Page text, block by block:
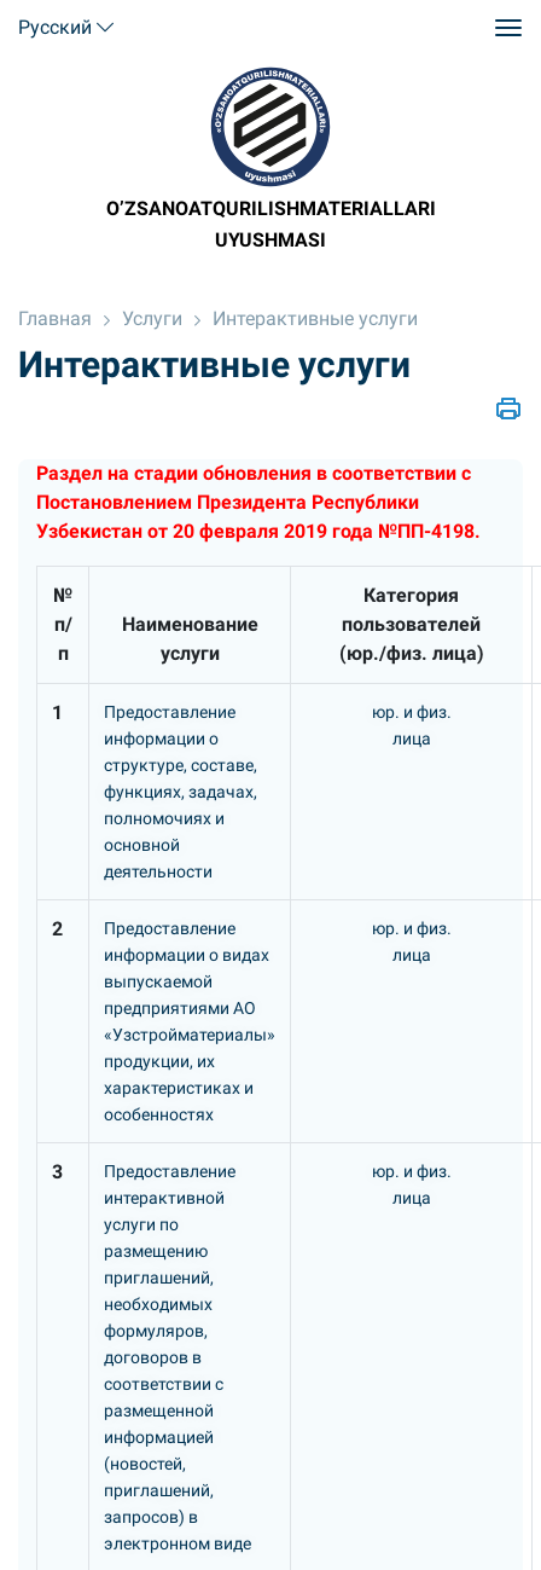
Русский
O’ZSANOATQURILISHMATERIALLARI
UYUSHMASI
Главная Услуги Интерактивные услуги
Интерактивные услуги
Раздел на стадии обновления в соответствии с
Постановлением Президента Республики
Узбекистан от 20 февраля 2019 года №ПП-4198.
№
п/
п
Наименование
услуги
Категория
пользователей
(юр./физ. лица)
1
Предоставление
информации о
структуре, составе,
функциях, задачах,
полномочиях и
основной
деятельности
юр. и физ.
лица
2
Предоставление
информации о видах
выпускаемой
предприятиями АО
«Узстройматериалы»
продукции, их
характеристиках и
особенностях
юр. и физ.
лица
3
Предоставление
интерактивной
услуги по
размещению
приглашений,
необходимых
формуляров,
договоров в
соответствии с
размещенной
информацией
(новостей,
приглашений,
запросов) в
электронном виде
юр. и физ.
лица